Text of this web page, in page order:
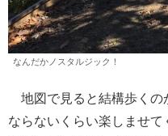
なんだかノスタルジック！
地図で見ると結構歩くの
ならないくらい楽しませ